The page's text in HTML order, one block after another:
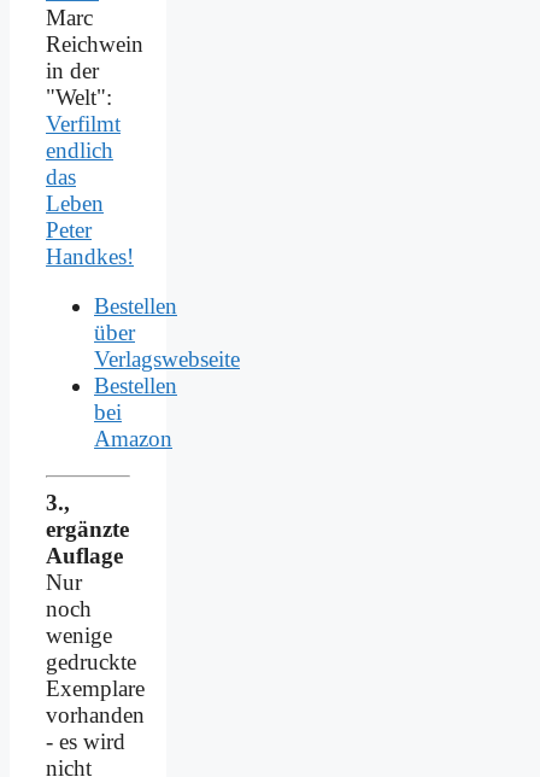
Marc
Reichwein
in der
"Welt":
Verfilmt
endlich
das
Leben
Peter
Handkes!
Bestellen
über
Verlagswebseite
Bestellen
bei
Amazon
3.,
ergänzte
Auflage
Nur
noch
wenige
gedruckte
Exemplare
vorhanden
- es wird
nicht